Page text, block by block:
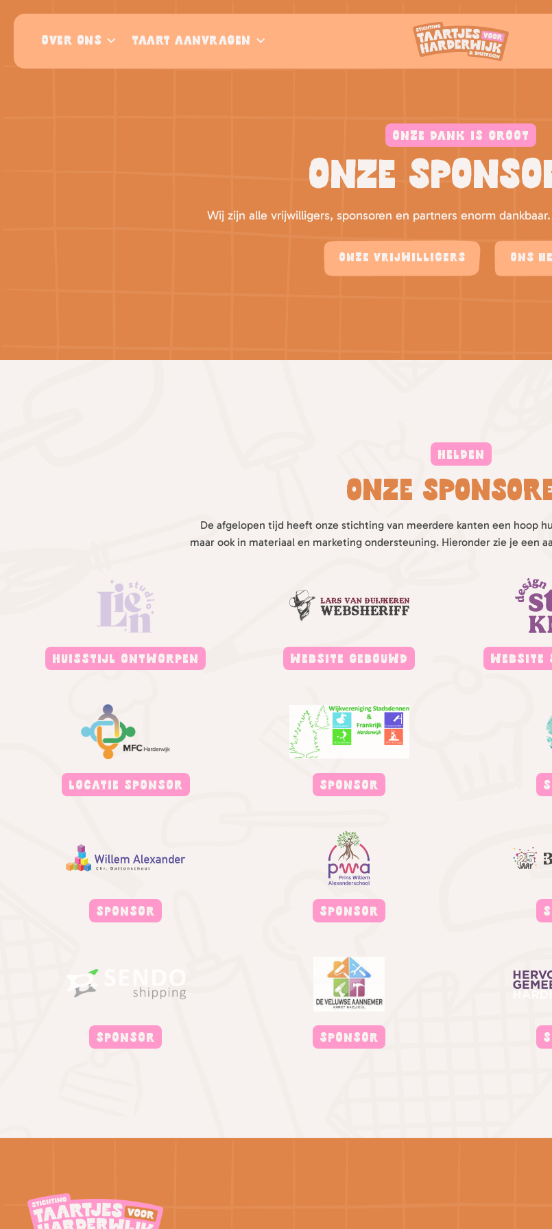
OVER ONS TAART AANVRAGEN
ONZE DANK IS GROOT
Onze
Wij zijn alle vrijwilligers, sponsoren en partners enorm
Onze vrijwilligers Ons
HELDEN
Onze
De afgelopen tijd heeft onze stichting van meerdere kanten een hoop
maar ook in materiaal en marketing ondersteuning. Hieronder zie je een
HUISSTIJL ONTWORPEN WEBSITE GEBOUWD WEBSITE
LOCATIE SPONSOR SPONSOR
SPONSOR SPONSOR
SPONSOR SPONSOR